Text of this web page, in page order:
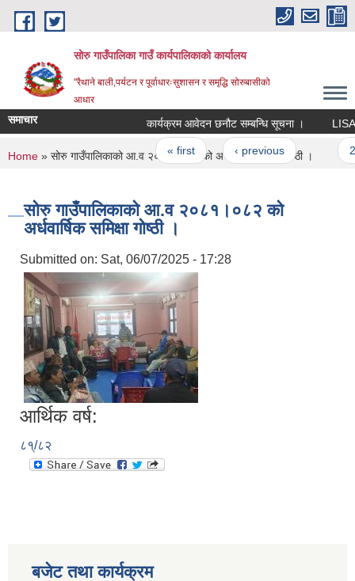
Skip to main content
सोरु गाउँपालिका गाउँ कार्यपालिकाको कार्यालय
"रैथाने बाली,पर्यटन र पूर्वाधारःसुशासन र समृद्धि सोरुबासीको
आधार
समाचार कार्यक्रम आवेदन छनौट सम्बन्धि सूचना । LISA
Pages
« first ‹ previous …
You are here
Home » सोरु गाउँपालिकाको आ.व २०८१।०८२ को अर्धवार्षिक समिक्षा गोष्ठी ।
सोरु गाउँपालिकाको आ.व २०८१।०८२ को
अर्धवार्षिक समिक्षा गोष्ठी ।
Submitted on: Sat, 06/07/2025 - 17:28
आर्थिक वर्ष:
८१्/८२
बजेट तथा कार्यक्रम